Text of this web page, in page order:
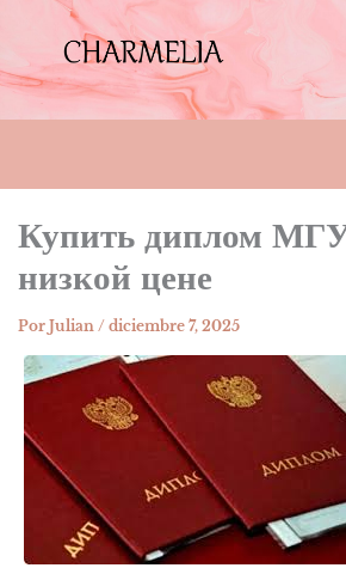
Купить диплом
низкой цене
Por Julian / diciembre 7, 2025